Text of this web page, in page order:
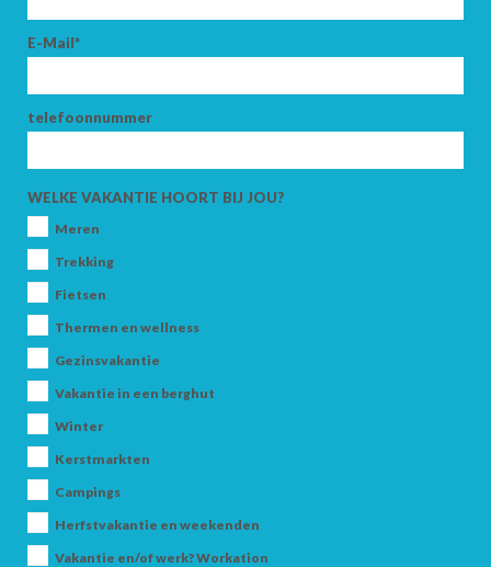
E-Mail*
telefoonnummer
WELKE VAKANTIE HOORT BIJ JOU?
Meren
Trekking
Fietsen
Thermen en wellness
Gezinsvakantie
Vakantie in een berghut
Winter
Kerstmarkten
Campings
Herfstvakantie en weekenden
Vakantie en/of werk? Workation